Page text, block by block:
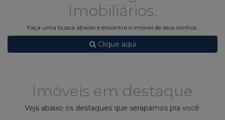
Imobiliários.
Faça uma busca abaixo e encontre o imóvel de seus sonhos.
Clique aqui
Imóveis em destaque
Veja abaixo os destaques que serapamos pra você.